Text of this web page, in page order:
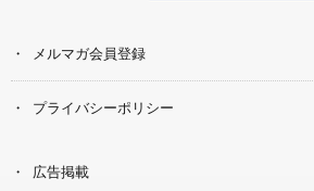
メルマガ会員登録
プライバシーポリシー
広告掲載